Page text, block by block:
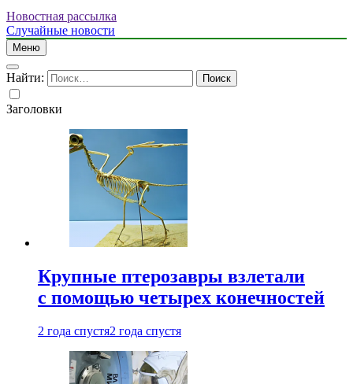
Новостная рассылка
Случайные новости
Меню
Найти:
Заголовки
Крупные птерозавры взлетали
с помощью четырех конечностей
2 года спустя2 года спустя